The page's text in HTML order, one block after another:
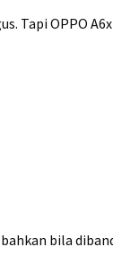
Tapi OPPO
bila